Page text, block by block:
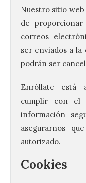
Nuestro sitio
de
correos
ser enviados a
podrán ser
Enróllate está
cumplir con el
información
asegurarnos
autorizado.
Cookies